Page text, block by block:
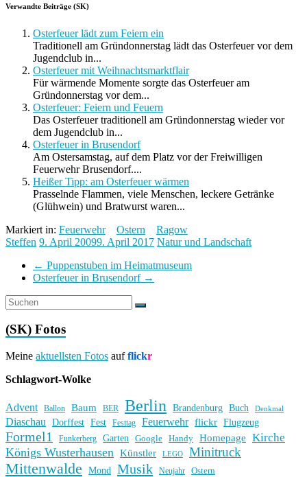
Verwandte Beiträge (SK)
Osterfeuer lädt zum Feiern ein
Traditionell am Gründonnerstag lädt das Osterfeuer vor dem
Jugendclub in...
Osterfeuer mit Weihnachtsmarktflair
Für wärmende Momente sorgte das Osterfeuer am
Gründonnerstag vor dem...
Osterfeuer: Feiern und Feuern
Das Osterfeuer traditionell am Gründonnerstag wieder vor
dem Jugendclub in...
Osterfeuer in Brusendorf
Am Ostersamstag, auf dem Platz vor der Freiwilligen
Feuerwehr Brusendorf....
Heißer Tipp: am Osterfeuer wärmen
Prasselnde Flammen, viele Menschen, leckere Getränke
(Glühwein) und Bratwurst waren...
Markiert in: Feuerwehr Ostern
Ragow
Steffen 9. April 20099. April 2017 Natur und Landschaft
← Puppenstuben im Heimatmuseum
Osterfeuer in Brusendorf →
(SK) Fotos
Meine aktuellsten Fotos aufflickr
Schlagwort-Wolke
Advent Ballon Baum BER Berlin Brandenburg Buch Denkmal
Diaschau Dorffest Fest Festtag Feuerwehr flickr Flugzeug
Formel1 Funkerberg Garten Google Handy Homepage Kirche
Königs Wusterhausen Künstler LEGO Minitruck
Mittenwalde Mond Musik Neujahr Ostern